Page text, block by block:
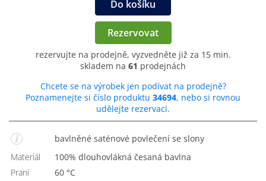
Do košíku
Rezervovat
rezervujte na prodejně, vyzvedněte již za 15 min.
skladem na 61 prodejnách
Chcete se na výrobek jen podívat na prodejně?
Poznamenejte si číslo produktu 34694, nebo si rovnou
udělejte rezervaci.
bavlněné saténové povlečení se slony
Materiál
100% dlouhovlákná česaná bavlna
Praní
60 °C